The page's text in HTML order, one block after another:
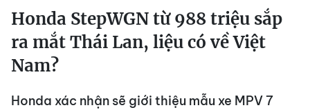
Honda StepWGN từ 988 triệu sắp
ra mắt Thái Lan, liệu có về Việt
Nam?
Honda xác nhận sẽ giới thiệu mẫu xe MPV 7